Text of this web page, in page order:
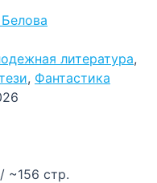
литература,
, Фантастика
~156 стр.